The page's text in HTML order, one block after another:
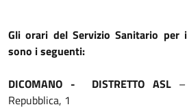
Gli orari del Servizio Sanitario
sono i seguenti:
DICOMANO - DISTRETTO ASL–
Repubblica, 1